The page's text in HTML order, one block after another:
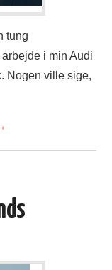
tung
i min Audi
Nogen ville sige,